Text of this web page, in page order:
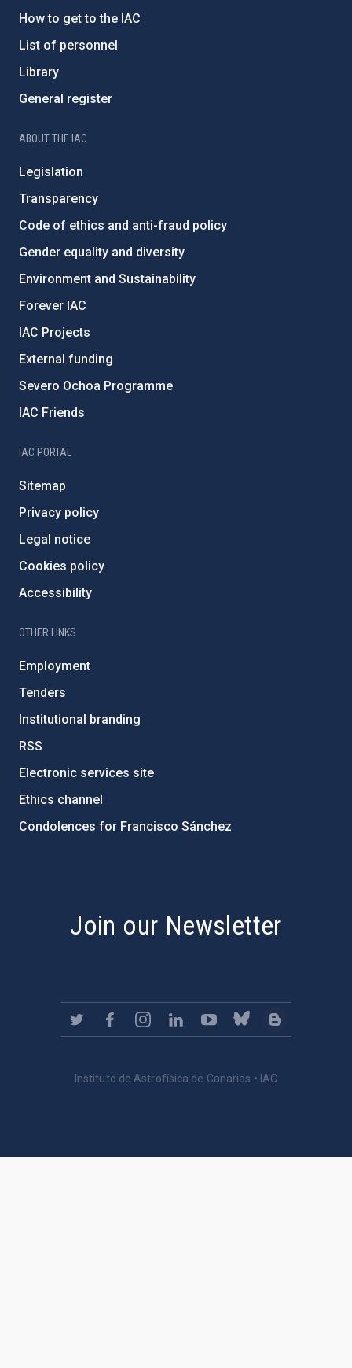
How to get to the IAC
List of personnel
Library
General register
ABOUT THE IAC
Legislation
Transparency
Code of ethics and anti-fraud policy
Gender equality and diversity
Environment and Sustainability
Forever IAC
IAC Projects
External funding
Severo Ochoa Programme
IAC Friends
IAC PORTAL
Sitemap
Privacy policy
Legal notice
Cookies policy
Accessibility
OTHER LINKS
Employment
Tenders
Institutional branding
RSS
Electronic services site
Ethics channel
Condolences for Francisco Sánchez
Join our Newsletter
Instituto de Astrofísica de Canarias • IAC